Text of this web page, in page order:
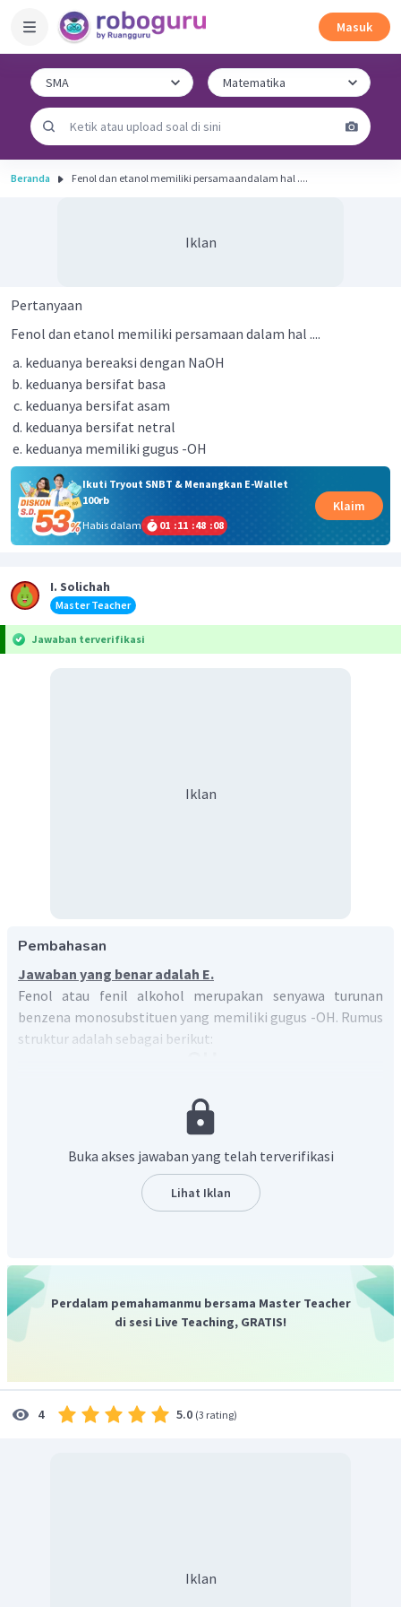
Masuk
Beranda Fenol dan etanol memiliki persamaandalam hal ....
Iklan
Pertanyaan
Fenol dan etanol memiliki persamaan dalam hal ....
keduanya bereaksi dengan NaOH
keduanya bersifat basa
keduanya bersifat asam
keduanya bersifat netral
keduanya memiliki gugus -OH
Ikuti Tryout SNBT & Menangkan E-Wallet
100rb
Habis dalam
01 :11 :48 :08
Klaim
I. Solichah
Master Teacher
Jawaban terverifikasi
Iklan
Pembahasan
Jawaban yang benar adalah E.
Fenol atau fenil alkohol merupakan senyawa turunan
benzena monosubstituen yang memiliki gugus -OH. Rumus
struktur adalah sebagai berikut:
Fenol
Sedangkan etanol adalah senyawa alkohol yang merupakan
Etanol
Dengan demikian, kesamaan dari kedua senyawa tersebut
adalah keduanya memiliki gugus -OH.
persamaan dalam hal keduanya memiliki gugus -OH.
Buka akses jawaban yang telah terverifikasi
Lihat Iklan
Perdalam pemahamanmu bersama Master Teacher
di sesi Live Teaching, GRATIS!
4 5.0 (3 rating)
Iklan